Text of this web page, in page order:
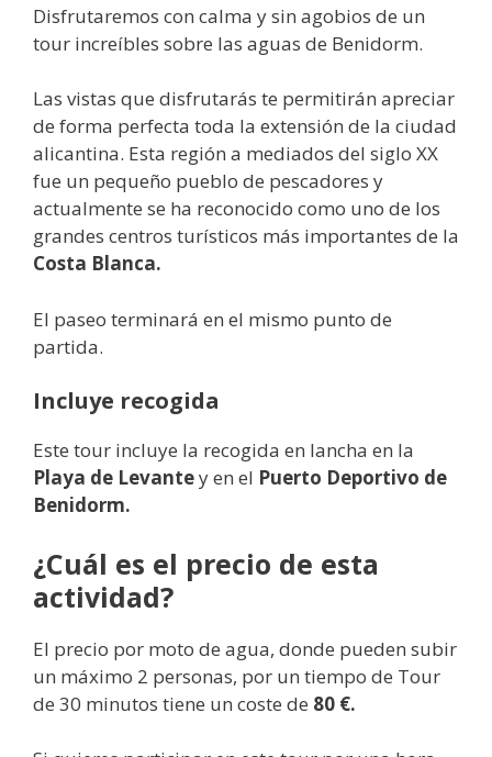
Disfrutaremos con calma y sin agobios de un
tour increíbles sobre las aguas de Benidorm.
Las vistas que disfrutarás te permitirán apreciar
de forma perfecta toda la extensión de la ciudad
alicantina. Esta región a mediados del siglo XX
fue un pequeño pueblo de pescadores y
actualmente se ha reconocido como uno de los
grandes centros turísticos más importantes de la
Costa Blanca.
El paseo terminará en el mismo punto de
partida.
Incluye recogida
Este tour incluye la recogida en lancha en la
Playa de Levantey en el Puerto Deportivo de
Benidorm.
¿Cuál es el precio de esta
actividad?
El precio por moto de agua, donde pueden subir
un máximo 2 personas, por un tiempo de Tour
de 30 minutos tiene un coste de 80 €.